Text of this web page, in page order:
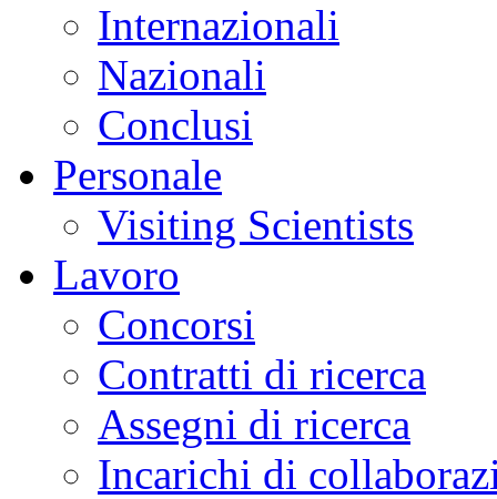
Internazionali
Nazionali
Conclusi
Personale
Visiting Scientists
Lavoro
Concorsi
Contratti di ricerca
Assegni di ricerca
Incarichi di